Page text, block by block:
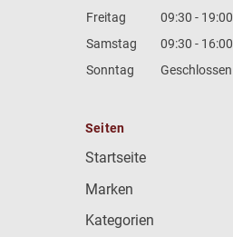
Freitag
09:30 - 19:00
Samstag
09:30 - 16:00
Sonntag
Geschlossen
Seiten
Startseite
Marken
Kategorien